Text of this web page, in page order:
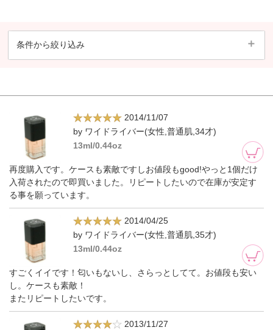
条件から絞り込み
2014/11/07
by ワイドライバー(女性,普通肌,34才)
13ml/0.44oz
再度購入です。ケースも素敵ですしお値段もgood!やっと1個だけ
入荷されたので即買いました。リピートしたいので在庫が安定す
る事を願っています。
2014/04/25
by ワイドライバー(女性,普通肌,35才)
13ml/0.44oz
すごくイイです！匂いもないし、さらっとしてて。お値段も安い
し。ケースも素敵！
またリピートしたいです。
2013/11/27